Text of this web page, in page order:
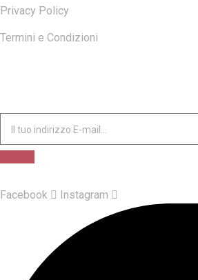
Privacy Policy
Termini e Condizioni
Facebook Instagram